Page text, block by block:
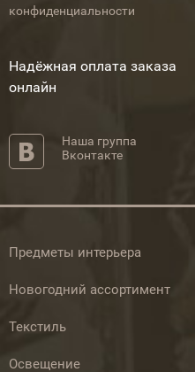
конфиденциальности
Надёжная оплата заказа
онлайн
Наша группа
Вконтакте
Предметы интерьера
Новогодний ассортимент
Текстиль
Освещение